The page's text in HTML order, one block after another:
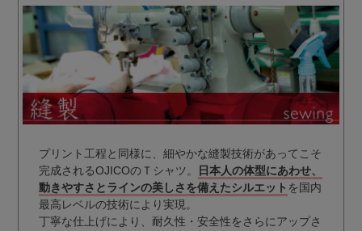
プリント工程と同様に、細やかな縫製技術があってこそ
完成されるOJICOのＴシャツ。
日本人の体型にあわせ、
動きやすさとラインの美しさを備えたシルエット を国内
最高レベルの技術により実現。
丁寧な仕上げにより、耐久性・安全性をさらにアップさ